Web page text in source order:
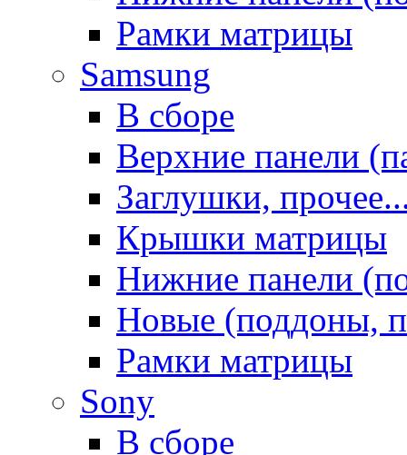
Рамки матрицы
Samsung
В сборе
Верхние панели
Заглушки,
Крышки матрицы
Нижние панели
Новые (поддоны,
Рамки матрицы
Sony
В сборе